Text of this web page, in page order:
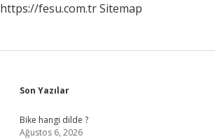
https://fesu.com.trSitemap
Sidebar
Son Yazılar
Bike hangi dilde ?
Ağustos 6, 2026